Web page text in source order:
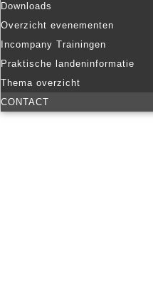
Downloads
Overzicht evenementen
Incompany Trainingen
Praktische landeninformatie
Thema overzicht
CONTACT